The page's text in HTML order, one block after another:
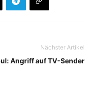
Nächster Artikel
Angriff auf TV-Sender